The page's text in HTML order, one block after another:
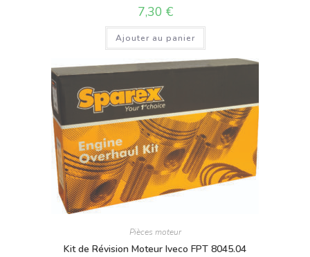
7,30 €
Ajouter au panier
Pièces moteur
Kit de Révision Moteur Iveco FPT 8045.04